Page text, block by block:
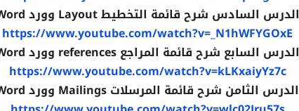
الدرس السادس شرح قائمة التخطيط Layout وورد Word
https://www.youtube.com/watch?v=_N1hWFYGOxE
الدرس السابع شرح قائمة المراجع references وورد Word
https://www.youtube.com/watch?v=kLKxaiyYz7c
الدرس الثامن شرح قائمة المرسلات Mailings وورد Word